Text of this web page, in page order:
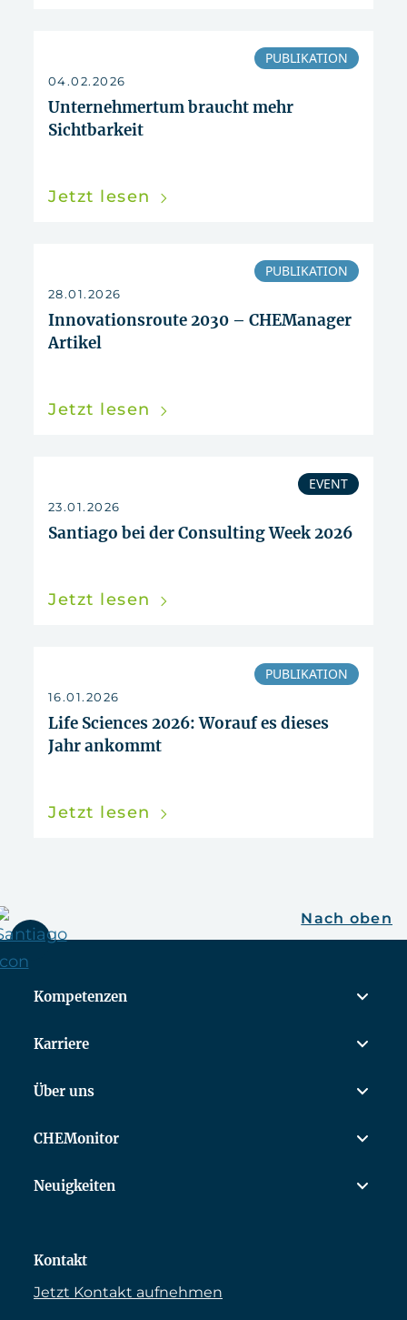
PUBLIKATION
04.02.2026
Unternehmertum braucht mehr
Sichtbarkeit
Jetzt lesen
PUBLIKATION
28.01.2026
Innovationsroute 2030 – CHEManager
Artikel
Jetzt lesen
EVENT
23.01.2026
Santiago bei der Consulting Week 2026
Jetzt lesen
PUBLIKATION
16.01.2026
Life Sciences 2026: Worauf es dieses
Jahr ankommt
Jetzt lesen
Nach oben
Kompetenzen
Karriere
Über uns
CHEMonitor
Neuigkeiten
Kontakt
Jetzt Kontakt aufnehmen